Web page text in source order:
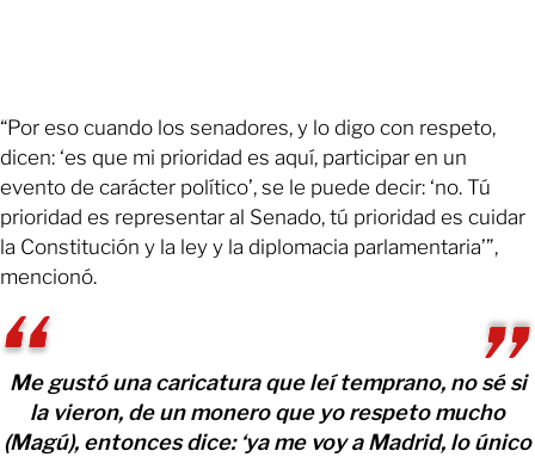
“Por eso cuando los senadores, y lo digo con respeto,
dicen: ‘es que mi prioridad es aquí, participar en un
evento de carácter político’, se le puede decir: ‘no. Tú
prioridad es representar al Senado, tú prioridad es cuidar
la Constitución y la ley y la diplomacia parlamentaria’”,
mencionó.
Me gustó una caricatura que leí temprano, no sé si
la vieron, de un monero que yo respeto mucho
(Magú), entonces dice: ‘ya me voy a Madrid, lo único